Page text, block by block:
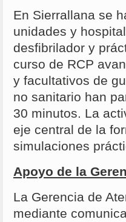
En Sierrallana se
unidades y
desfibrilador y
curso de RCP
y facultativos de
no sanitario han
30 minutos. La
eje central de la
simulaciones
Apoyo de la
La Gerencia de
mediante